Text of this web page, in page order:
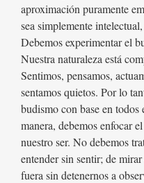
aproximación puramente
sea simplemente
Debemos experimentar el
Nuestra naturaleza está
Sentimos, pensamos,
sentamos quietos. Por lo
budismo con base en todos
manera, debemos enfocar
nuestro ser. No debemos
entender sin sentir; de
fuera sin detenernos a